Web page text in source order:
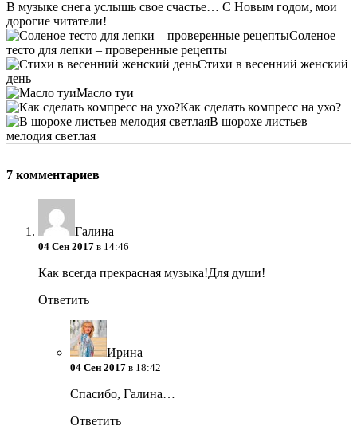
В музыке снега услышь свое счастье… С Новым годом, мои
дорогие читатели!
Соленое
тесто для лепки – проверенные рецепты
Стихи в весенний женский
день
Масло туи
Как сделать компресс на ухо?
В шорохе листьев
мелодия светлая
7 комментариев
Галина
04 Сен 2017 в 14:46
Как всегда прекрасная музыка!Для души!
Ответить
Ирина
04 Сен 2017 в 18:42
Спасибо, Галина…
Ответить